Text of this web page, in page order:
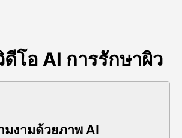
ดีโอ AI การรักษาผิว
มงามด้วยภาพ AI